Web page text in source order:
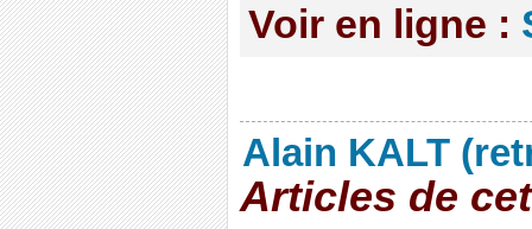
Voir en ligne :
Alain KALT
Articles de